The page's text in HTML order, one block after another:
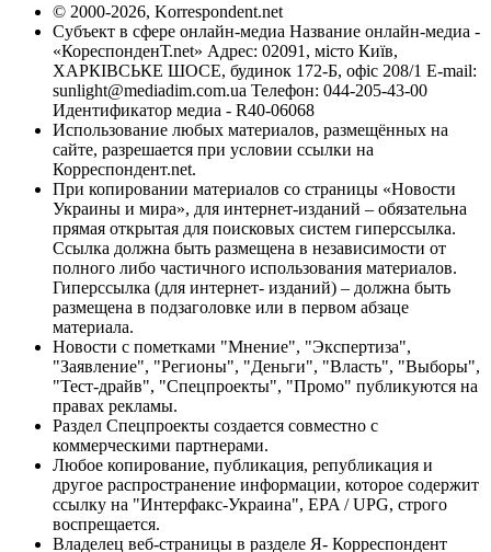
© 2000-2026, Korrespondent.net
Субъект в сфере онлайн-медиа Название онлайн-медиа -
«КореспонденТ.net» Адрес: 02091, місто Київ,
ХАРКІВСЬКЕ ШОСЕ, будинок 172-Б, офіс 208/1 E-mail:
sunlight@mediadim.com.ua Телефон: 044-205-43-00
Идентификатор медиа - R40-06068
Использование любых материалов, размещённых на
сайте, разрешается при условии ссылки на
Корреспондент.net.
При копировании материалов со страницы «Новости
Украины и мира», для интернет-изданий – обязательна
прямая открытая для поисковых систем гиперссылка.
Ссылка должна быть размещена в независимости от
полного либо частичного использования материалов.
Гиперссылка (для интернет- изданий) – должна быть
размещена в подзаголовке или в первом абзаце
материала.
Новости с пометками "Мнение", "Экспертиза",
"Заявление", "Регионы", "Деньги", "Власть", "Выборы",
"Тест-драйв", "Спецпроекты", "Промо" публикуются на
правах рекламы.
Раздел Спецпроекты создается совместно с
коммерческими партнерами.
Любое копирование, публикация, републикация и
другое распространение информации, которое содержит
ссылку на "Интерфакс-Украина", EPA / UPG, строго
воспрещается.
Владелец веб-страницы в разделе Я- Корреспондент